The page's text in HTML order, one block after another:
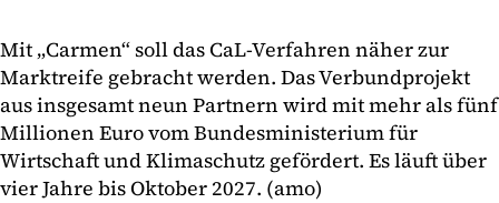
Mit „Carmen“ soll das CaL-Verfahren näher zur
Marktreife gebracht werden. Das Verbundprojekt
aus insgesamt neun Partnern wird mit mehr als fünf
Millionen Euro vom Bundesministerium für
Wirtschaft und Klimaschutz gefördert. Es läuft über
vier Jahre bis Oktober 2027. (amo)